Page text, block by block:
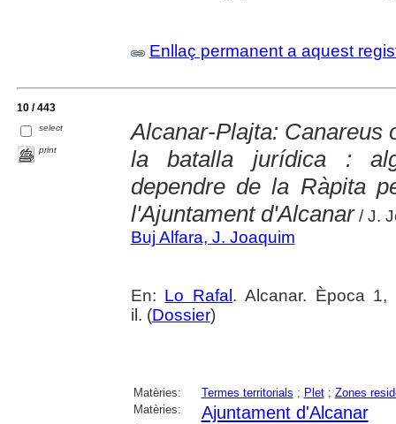
Enllaç permanent a aquest
10 / 443
select
print
Alcanar-Plajta: Canareus
la batalla jurídica :
dependre de la Ràpita
l'Ajuntament d'Alcanar/ J.
Buj Alfara, J. Joaquim
En: Lo Rafal . Alcanar. Època
il. (Dossier)
Matèries: Termes territorials ; Plet; Zones
Matèries:
Ajuntament d'Alcanar